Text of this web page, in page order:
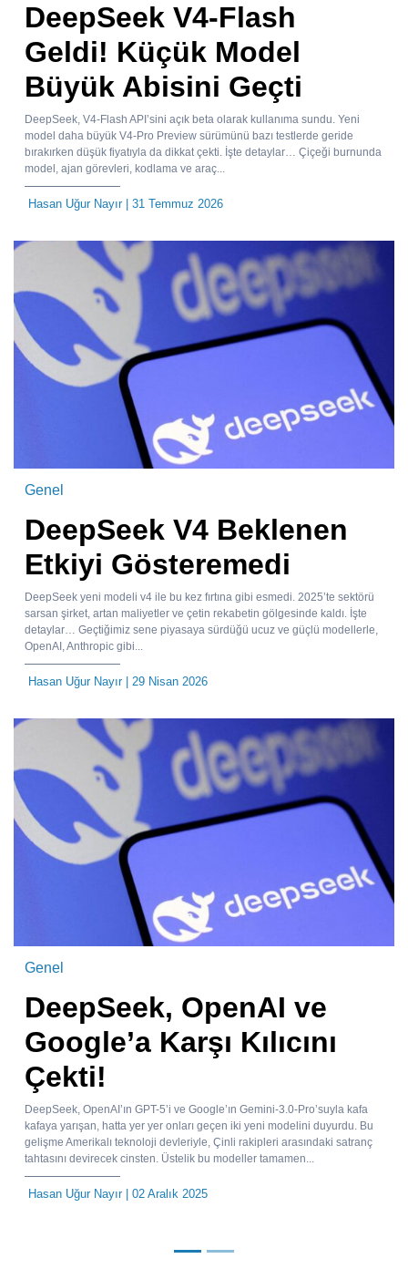
DeepSeek V4-Flash
Geldi! Küçük Model
Büyük Abisini Geçti
DeepSeek, V4-Flash API’sini açık beta olarak kullanıma sundu. Yeni
model daha büyük V4-Pro Preview sürümünü bazı testlerde geride
bırakırken düşük fiyatıyla da dikkat çekti. İşte detaylar… Çiçeği burnunda
model, ajan görevleri, kodlama ve araç...
Hasan Uğur Nayır| 31 Temmuz 2026
Genel
DeepSeek V4 Beklenen
Etkiyi Gösteremedi
DeepSeek yeni modeli v4 ile bu kez fırtına gibi esmedi. 2025’te sektörü
sarsan şirket, artan maliyetler ve çetin rekabetin gölgesinde kaldı. İşte
detaylar… Geçtiğimiz sene piyasaya sürdüğü ucuz ve güçlü modellerle,
OpenAI, Anthropic gibi...
Hasan Uğur Nayır| 29 Nisan 2026
Genel
DeepSeek, OpenAI ve
Google’a Karşı Kılıcını
Çekti!
DeepSeek, OpenAI’ın GPT-5’i ve Google’ın Gemini-3.0-Pro’suyla kafa
kafaya yarışan, hatta yer yer onları geçen iki yeni modelini duyurdu. Bu
gelişme Amerikalı teknoloji devleriyle, Çinli rakipleri arasındaki satranç
tahtasını devirecek cinsten. Üstelik bu modeller tamamen...
Hasan Uğur Nayır| 02 Aralık 2025